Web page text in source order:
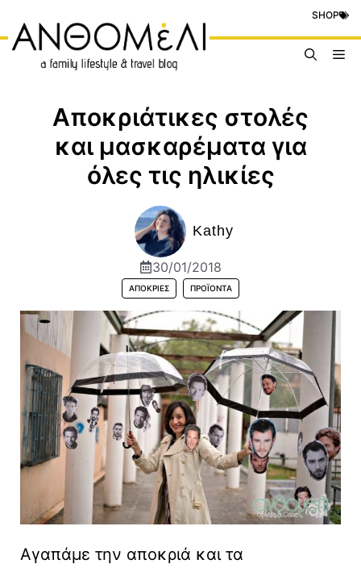
περιεχόμενο
SHOP
Αποκριάτικες στολές
και μασκαρέματα για
όλες τις ηλικίες
Kathy
30/01/2018
ΑΠΌΚΡΙΕΣ ΠΡΟΪΟΝΤΑ
Αγαπάμε την αποκριά και τα